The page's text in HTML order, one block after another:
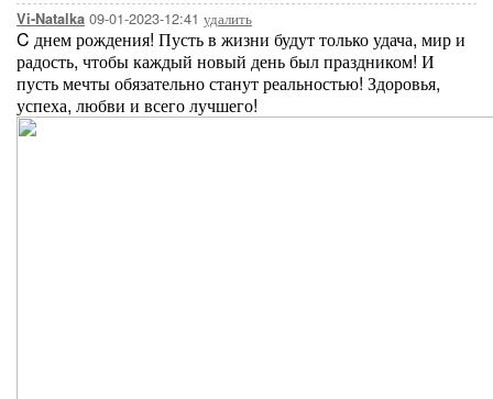
Vi-Natalka 09-01-2023-12:41 удалить
C днем рождения! Пусть в жизни будут только удача, мир и
радость, чтобы каждый новый день был праздником! И
пусть мечты обязательно станут реальностью! Здоровья,
успеха, любви и всего лучшего!